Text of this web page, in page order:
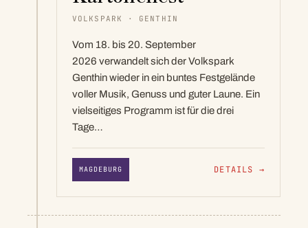
VOLKSPARK · GENTHIN
Vom 18. bis 20. September
2026 verwandelt sich der Volkspark
Genthin wieder in ein buntes Festgelände
voller Musik, Genuss und guter Laune. Ein
vielseitiges Programm ist für die drei
Tage…
MAGDEBURG DETAILS →